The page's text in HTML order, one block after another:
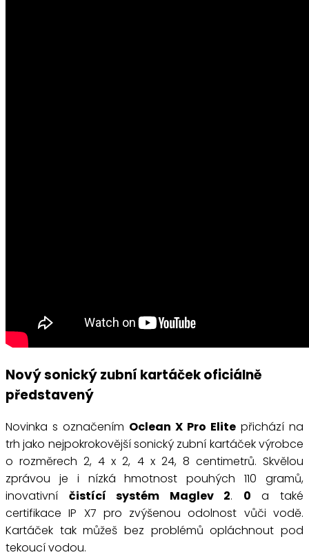
Nový sonický zubní kartáček oficiálně
představený
Novinka s označením Oclean X Pro Elite přichází na
trh jako nejpokrokovější sonický zubní kartáček výrobce
o rozměrech 2, 4 x 2, 4 x 24, 8 centimetrů. Skvělou
zprávou je i nízká hmotnost pouhých 110 gramů,
inovativní čistící systém Maglev 2. 0 a také
certifikace IP X7 pro zvýšenou odolnost vůči vodě.
Kartáček tak můžeš bez problémů opláchnout pod
tekoucí vodou.